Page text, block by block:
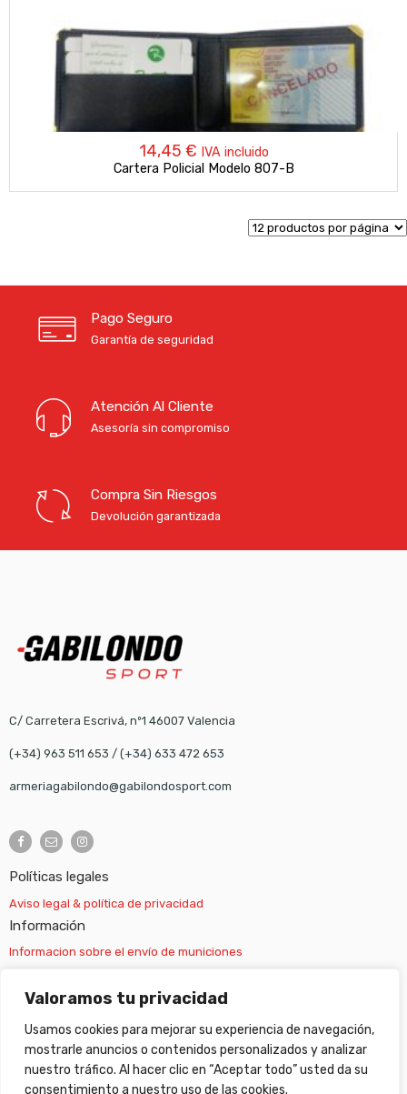
Valoramos tu privacidad
Usamos cookies para mejorar su experiencia de navegación,
mostrarle anuncios o contenidos personalizados y analizar
nuestro tráfico. Al hacer clic en “Aceptar todo” usted da su
consentimiento a nuestro uso de las cookies.
14,45 € IVA incluido
Cartera Policial Modelo 807-B
Pago Seguro
Garantía de seguridad
Atención Al Cliente
Asesoría sin compromiso
Compra Sin Riesgos
Devolución garantizada
C/ Carretera Escrivá, nº1 46007 Valencia
(+34) 963 511 653 / (+34) 633 472 653
armeriagabilondo@gabilondosport.com
Políticas legales
Aviso legal & política de privacidad
Información
Informacion sobre el envío de municiones
Información sobre el envío de armas
Cambios y devoluciones
Suscripción newsletter